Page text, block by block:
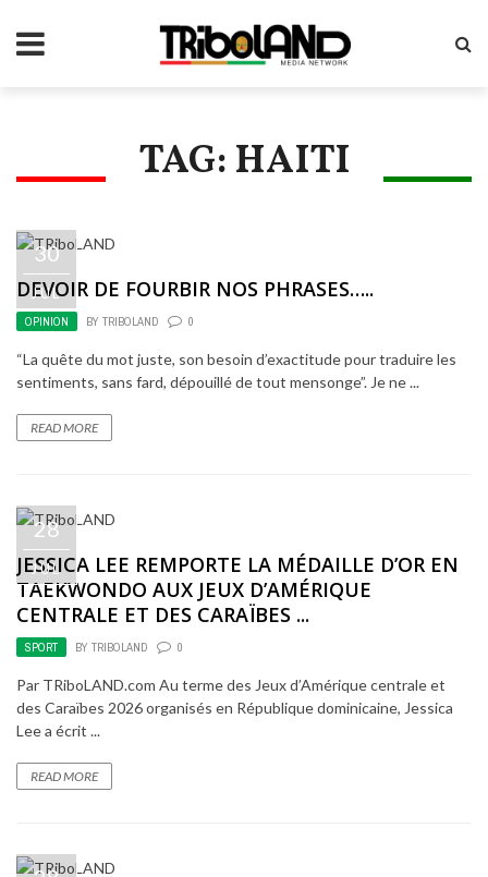
TAG: HAITI
30
JUL
DEVOIR DE FOURBIR NOS PHRASES…..
OPINION BY TRIBOLAND 0
“La quête du mot juste, son besoin d’exactitude pour traduire les
sentiments, sans fard, dépouillé de tout mensonge”. Je ne ...
READ MORE
28
JUL
JESSICA LEE REMPORTE LA MÉDAILLE D’OR EN
TAEKWONDO AUX JEUX D’AMÉRIQUE
CENTRALE ET DES CARAÏBES ...
SPORT BY TRIBOLAND 0
Par TRiboLAND.com Au terme des Jeux d’Amérique centrale et
des Caraïbes 2026 organisés en République dominicaine, Jessica
Lee a écrit ...
READ MORE